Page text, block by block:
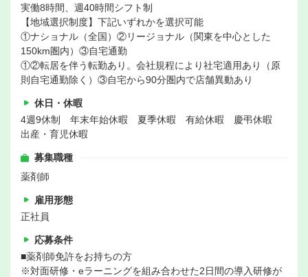
実働8時間、週40時間シフト制
【地域選択制度】下記いずれかを選択可能
①ナショナル（全国）②リージョナル（関東を中心とした
150km圏内）③自宅通勤
①②転居を伴う転勤あり。会社規程により社宅適用あり（原
則自宅通勤除く）③自宅から90分圏内で店舗異動あり
休日・休暇
4週9休制 年末年始休暇 夏季休暇 有給休暇 慶弔休暇
出産・育児休暇
募集職種
薬剤師
雇用形態
正社員
応募条件
■薬剤師免許をお持ちの方
※対面研修・eラーニングを組み合わせた2日間の導入研修が